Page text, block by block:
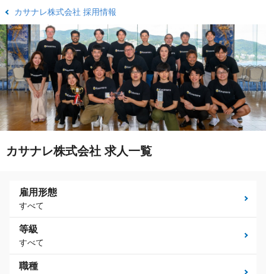
カサナレ株式会社 採用情報
カサナレ株式会社 求人一覧
雇用形態
すべて
等級
すべて
職種